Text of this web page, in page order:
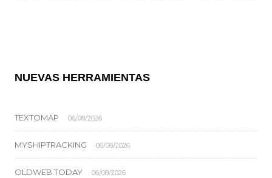
NUEVAS HERRAMIENTAS
TEXTOMAP 06/08/2026
MYSHIPTRACKING 06/08/2026
OLDWEB.TODAY 06/08/2026